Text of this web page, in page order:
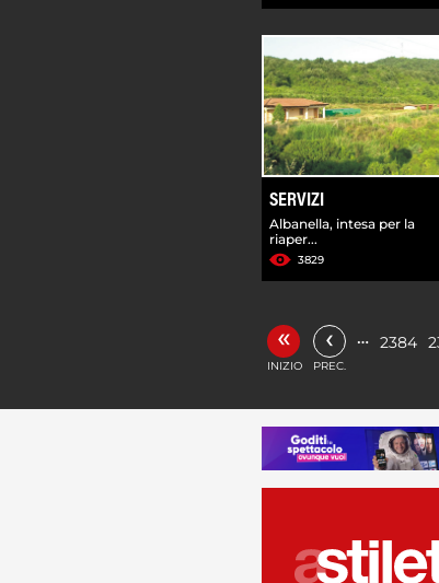
SERVIZI
Albanella, intesa per la
riaper...
3829
«
INIZIO
‹
PREC.
… 2384